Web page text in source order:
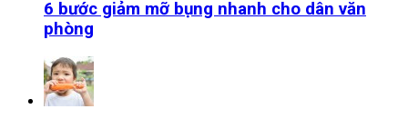
6 bước giảm mỡ bụng nhanh cho dân văn
phòng